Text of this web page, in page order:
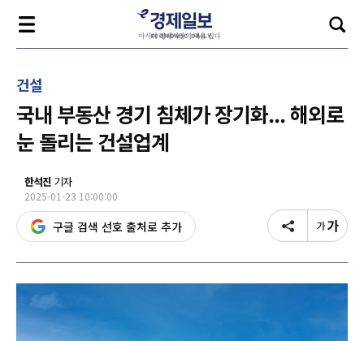
건설
국내 부동산 경기 침체가 장기화... 해외로
눈 돌리는 건설업계
한석진 기자
2025-01-23 10:00:00
구글 검색 선호 출처로 추가